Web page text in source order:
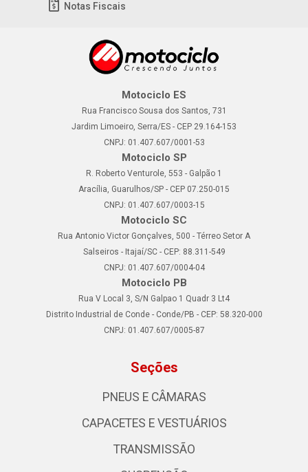
Notas Fiscais
Motociclo ES
Rua Francisco Sousa dos Santos, 731
Jardim Limoeiro, Serra/ES - CEP 29.164-153
CNPJ: 01.407.607/0001-53
Motociclo SP
R. Roberto Venturole, 553 - Galpão 1
Aracília, Guarulhos/SP - CEP 07.250-015
CNPJ: 01.407.607/0003-15
Motociclo SC
Rua Antonio Victor Gonçalves, 500 - Térreo Setor A
Salseiros - Itajaí/SC - CEP: 88.311-549
CNPJ: 01.407.607/0004-04
Motociclo PB
Rua V Local 3, S/N Galpao 1 Quadr 3 Lt4
Distrito Industrial de Conde - Conde/PB - CEP: 58.320-000
CNPJ: 01.407.607/0005-87
Seções
PNEUS E CÂMARAS
CAPACETES E VESTUÁRIOS
TRANSMISSÃO